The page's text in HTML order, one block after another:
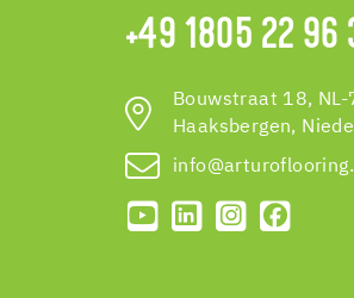
+49 1805 22 96
Bouwstraat 18, NL-
Haaksbergen,